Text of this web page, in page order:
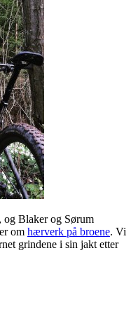
og Blaker og Sørum
om hærverk på broene. Vi
grindene i sin jakt etter